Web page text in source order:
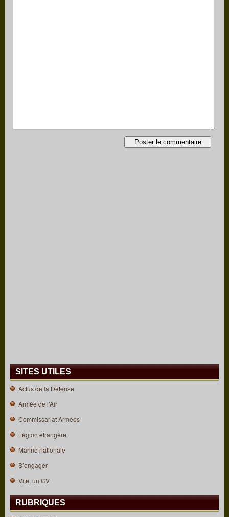
SITES UTILES
Actus de la Défense
Armée de l’Air
Commissariat Armées
Légion étrangère
Marine nationale
S’engager
Vite, un CV
RUBRIQUES